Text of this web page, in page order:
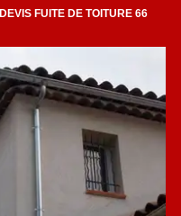
DEVIS FUITE DE TOITURE 66